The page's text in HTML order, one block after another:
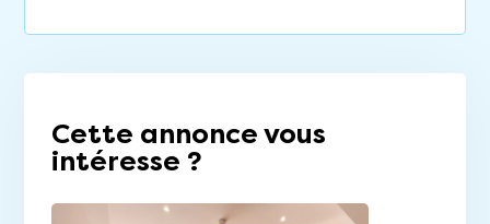
Cette annonce vous
intéresse ?